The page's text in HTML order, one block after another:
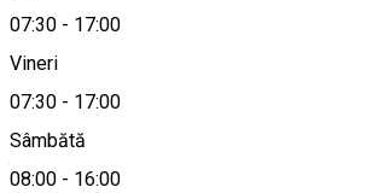
07:30 - 17:00
Vineri
07:30 - 17:00
Sâmbătă
08:00 - 16:00
Despre
Cafenea
Alte sugestii